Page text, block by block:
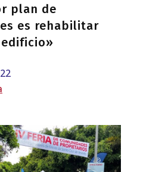
plan de
es rehabilitar